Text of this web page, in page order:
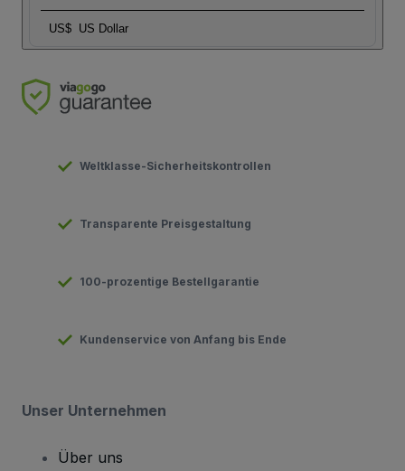
US$ US Dollar
Weltklasse-Sicherheitskontrollen
Transparente Preisgestaltung
100-prozentige Bestellgarantie
Kundenservice von Anfang bis Ende
Unser Unternehmen
Über uns